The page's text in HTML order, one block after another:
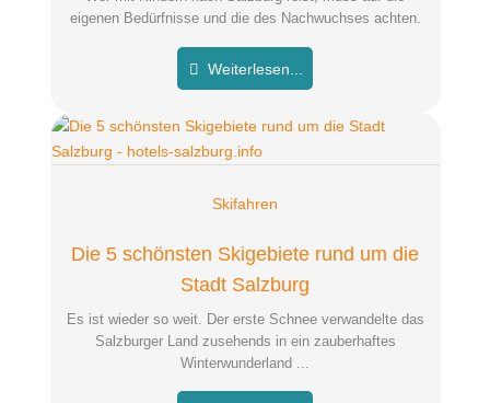
eigenen Bedürfnisse und die des Nachwuchses achten.
Weiterlesen...
Die 5 schönsten Skigebiete rund um die
Stadt Salzburg
Skifahren
Es ist wieder so weit. Der erste Schnee verwandelte das
Salzburger Land zusehends in ein zauberhaftes
Winterwunderland ...